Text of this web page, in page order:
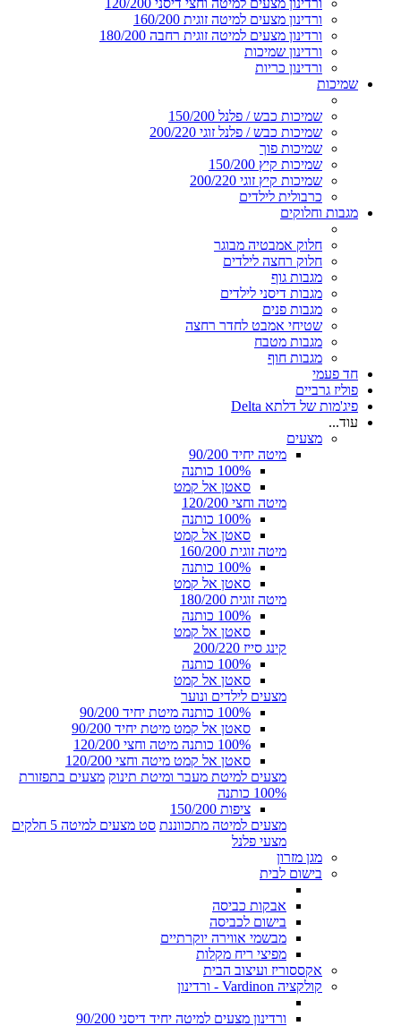
ורדינון מצעים למיטה זוגית 160/200
ורדינון מצעים למיטה זוגית רחבה 180/200
ורדינון שמיכות
ורדינון כריות
שמיכות
שמיכות כבש / פלנל 150/200
שמיכות כבש / פלנל זוגי 200/220
שמיכות פוך
שמיכות קיץ 150/200
שמיכות קיץ זוגי 200/220
כרבולית לילדים
מגבות וחלוקים
חלוק אמבטיה מבוגר
חלוק רחצה לילדים
מגבות גוף
מגבות דיסני לילדים
מגבות פנים
שטיחי אמבט לחדר רחצה
מגבות מטבח
מגבות חוף
חד פעמי
פוליז גרביים
פיג'מות של דלתא Delta
עוד...
מצעים
מיטה יחיד 90/200
100% כותנה
סאטן אל קמט
מיטה וחצי 120/200
100% כותנה
סאטן אל קמט
מיטה זוגית 160/200
100% כותנה
סאטן אל קמט
מיטה זוגית 180/200
100% כותנה
סאטן אל קמט
קינג סייז 200/220
100% כותנה
סאטן אל קמט
מצעים לילדים ונוער
100% כותנה מיטת יחיד 90/200
סאטן אל קמט מיטת יחיד 90/200
100% כותנה מיטה וחצי 120/200
סאטן אל קמט מיטה וחצי 120/200
מצעים למיטת מעבר ומיטת תינוק מצעים בתפזורת
100% כותנה
ציפות 150/200
מצעים למיטה מתכווננת סט מצעים למיטה 5 חלקים
מצעי פלנל
מגן מזרון
בישום לבית
אבקות כביסה
בישום לכביסה
מבשמי אווירה יוקרתיים
מפיצי ריח מקלות
אקססוריז ועיצוב הבית
קולקציה Vardinon - ורדינון
ורדינון מצעים למיטה יחיד דיסני 90/200